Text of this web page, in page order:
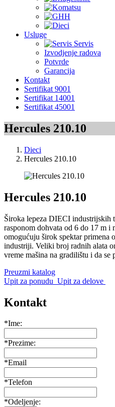
Usluge
Servis
Izvodjenje radova
Potvrde
Garancija
Kontakt
Sertifikat 9001
Sertifikat 14001
Sertifikat 45001
Hercules 210.10
Dieci
Hercules 210.10
Hercules 210.10
Široka lepeza DIECI industrijskih
rasponom dohvata od 6 do 17 m i
omogućuju širok spektar primena
industriji. Veliki broj radnih alata
vreme mašina na gradilištu i da
Preuzmi katalog
Upit za ponudu Upit za delove
Kontakt
*Ime:
*Prezime:
*Email
*Telefon
*Odeljenje: